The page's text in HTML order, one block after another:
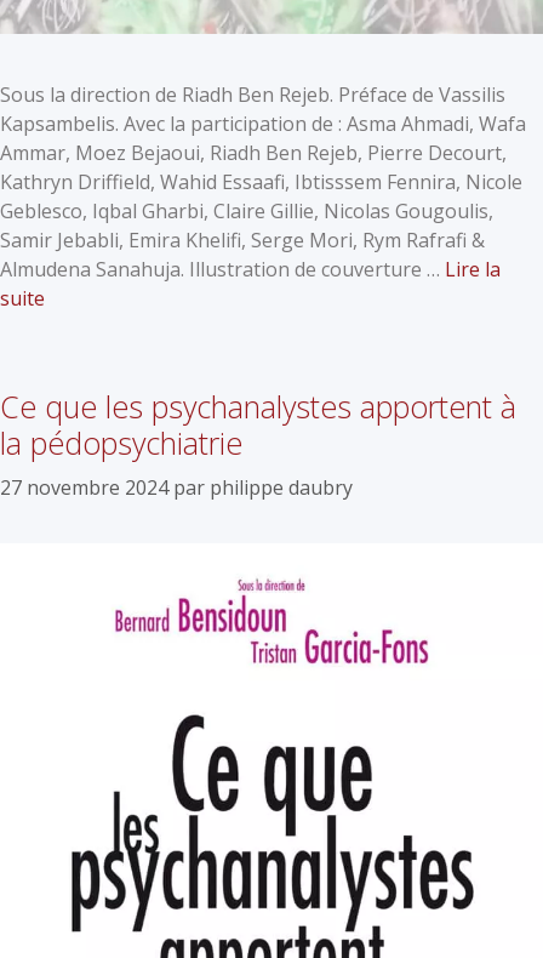
Sous la direction de Riadh Ben Rejeb. Préface de Vassilis
Kapsambelis. Avec la participation de : Asma Ahmadi, Wafa
Ammar, Moez Bejaoui, Riadh Ben Rejeb, Pierre Decourt,
Kathryn Driffield, Wahid Essaafi, Ibtisssem Fennira, Nicole
Geblesco, Iqbal Gharbi, Claire Gillie, Nicolas Gougoulis,
Samir Jebabli, Emira Khelifi, Serge Mori, Rym Rafrafi &
Almudena Sanahuja. Illustration de couverture … Lire la
suite
Ce que les psychanalystes apportent à
la pédopsychiatrie
27 novembre 2024 par philippe daubry